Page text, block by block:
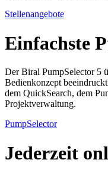
Stellenangebote
Einfachste
Der Biral PumpSelector 5
Bedienkonzept
dem QuickSearch, dem
Projektverwaltung.
PumpSelector
Jederzeit